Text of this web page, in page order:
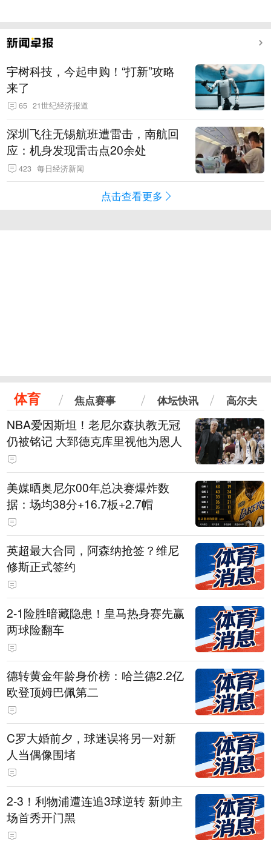
宇树科技，今起申购！“打新”攻略
来了
65 21世纪经济报道
深圳飞往无锡航班遭雷击，南航回
应：机身发现雷击点20余处
423 每日经济新闻
点击查看更多
体育 焦点赛事 体坛快讯 高尔夫
NBA爱因斯坦！老尼尔森执教无冠
仍被铭记 大郅德克库里视他为恩人
美媒晒奥尼尔00年总决赛爆炸数
据：场均38分+16.7板+2.7帽
英超最大合同，阿森纳抢签？维尼
修斯正式签约
2-1险胜暗藏隐患！皇马热身赛先赢
两球险翻车
德转黄金年龄身价榜：哈兰德2.2亿
欧登顶姆巴佩第二
C罗大婚前夕，球迷误将另一对新
人当偶像围堵
2-3！利物浦遭连追3球逆转 新帅主
场首秀开门黑